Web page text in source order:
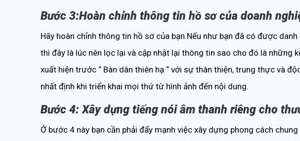
Bước 3:Hoàn chỉnh thông tin hồ sơ của doanh
Hãy hoàn chỉnh thông tin hồ sơ của bạn.Nếu như bạn đã có được
thì đây là lúc nên lọc lại và cập nhật lại thông tin sao cho đó là những
xuất hiện trước “ Bàn dân thiên hạ “ với sự thân thiện, trung thực và
nhất định khi triển khai mọi thứ từ hình ảnh đến nội dung.
Bước 4: Xây dựng tiếng nói âm thanh riêng cho
Ở bước 4 này bạn cần phải đẩy mạnh việc xây dựng phong cách